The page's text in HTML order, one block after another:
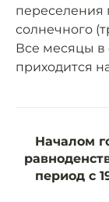
переселения
солнечного
Все месяцы в
приходится
Началом
период с